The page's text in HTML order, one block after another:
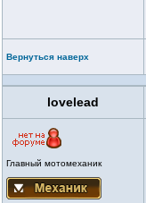
Вернуться наверх
lovelead
Главный мотомеханик